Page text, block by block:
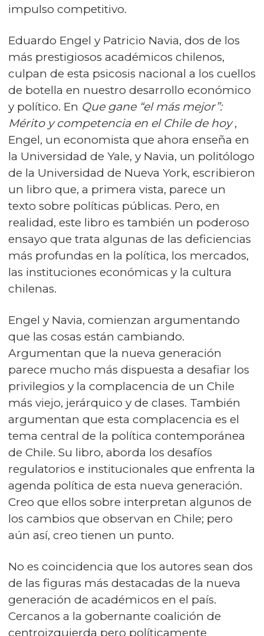
impulso competitivo.
Eduardo Engel y Patricio Navia, dos de los
más prestigiosos académicos chilenos,
culpan de esta psicosis nacional a los cuellos
de botella en nuestro desarrollo económico
y político. En Que gane “el más mejor”:
Mérito y competencia en el Chile de hoy,
Engel, un economista que ahora enseña en
la Universidad de Yale, y Navia, un politólogo
de la Universidad de Nueva York, escribieron
un libro que, a primera vista, parece un
texto sobre políticas públicas. Pero, en
realidad, este libro es también un poderoso
ensayo que trata algunas de las deficiencias
más profundas en la política, los mercados,
las instituciones económicas y la cultura
chilenas.
Engel y Navia, comienzan argumentando
que las cosas están cambiando.
Argumentan que la nueva generación
parece mucho más dispuesta a desafiar los
privilegios y la complacencia de un Chile
más viejo, jerárquico y de clases. También
argumentan que esta complacencia es el
tema central de la política contemporánea
de Chile. Su libro, aborda los desafíos
regulatorios e institucionales que enfrenta la
agenda política de esta nueva generación.
Creo que ellos sobre interpretan algunos de
los cambios que observan en Chile; pero
aún así, creo tienen un punto.
No es coincidencia que los autores sean dos
de las figuras más destacadas de la nueva
generación de académicos en el país.
Cercanos a la gobernante coalición de
centroizquierda pero políticamente